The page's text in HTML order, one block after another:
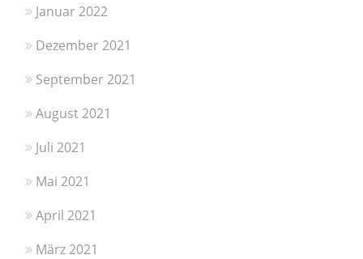
Januar 2022
Dezember 2021
September 2021
August 2021
Juli 2021
Mai 2021
April 2021
März 2021